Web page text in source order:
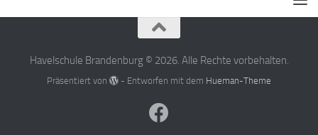
Havelschule Brandenburg © 2026. Alle Rechte vorbehalten.
Präsentiert von - Entworfen mit dem Hueman-Theme